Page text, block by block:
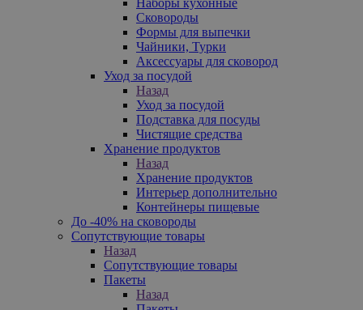
Сковороды
Формы для выпечки
Чайники, Турки
Аксессуары для сковород
Уход за посудой
Назад
Уход за посудой
Подставка для посуды
Чистящие средства
Хранение продуктов
Назад
Хранение продуктов
Интерьер дополнительно
Контейнеры пищевые
До -40% на сковороды
Сопутствующие товары
Назад
Сопутствующие товары
Пакеты
Назад